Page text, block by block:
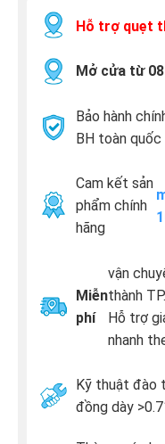
Hỗ trợ quẹt
Mở cửa từ
Bảo hành
BH toàn quốc
Cam kết sản
phẩm chính
hãng
Miễn
phí
vận
thành
Hỗ trợ
nhanh
Kỹ thuật đào
đồng dày